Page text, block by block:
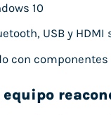
10
USB y
con